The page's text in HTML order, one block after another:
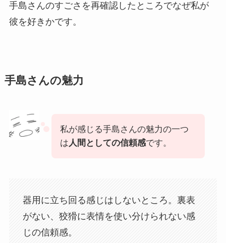
手島さんのすごさを再確認したところでなぜ私が
彼を好きかです。
手島さんの魅力
私が感じる手島さんの魅力の一つ
は人間としての信頼感です。
器用に立ち回る感じはしないところ。裏表
がない、狡猾に表情を使い分けられない感
じの信頼感。